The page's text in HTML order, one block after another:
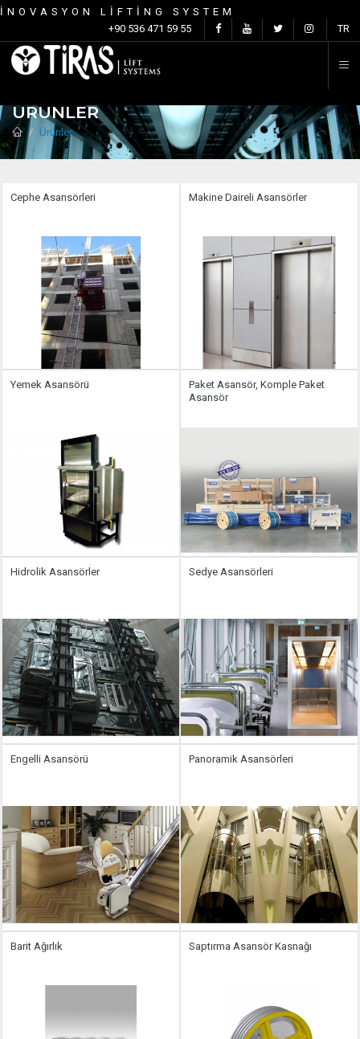
İNOVASYON LİFTİNG SYSTEM
+90 536 471 59 55
TR
ÜRÜNLER
Ürünler
Cephe Asansörleri Makine Daireli Asansörler
Yemek Asansörü
Paket Asansör, Komple Paket
Asansör
Hidrolik Asansörler Sedye Asansörleri
Engelli Asansörü Panoramik Asansörleri
Barit Ağırlık Saptırma Asansör Kasnağı